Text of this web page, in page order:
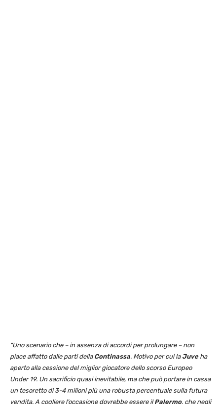
“Uno scenario che – in assenza di accordi per prolungare – non
piace affatto dalle parti della Continassa. Motivo per cui la Juve ha
aperto alla cessione del miglior giocatore dello scorso Europeo
Under 19. Un sacrificio quasi inevitabile, ma che può portare in cassa
un tesoretto di 3-4 milioni più una robusta percentuale sulla futura
vendita. A cogliere l’occasione dovrebbe essere ilPalermo, che negli